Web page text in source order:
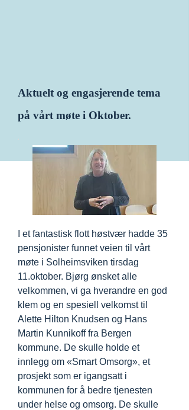
Aktuelt og engasjerende tema
på vårt møte i Oktober.
I et fantastisk flott høstvær hadde 35
pensjonister funnet veien til vårt
møte i Solheimsviken tirsdag
11.oktober. Bjørg ønsket alle
velkommen, vi ga hverandre en god
klem og en spesiell velkomst til
Alette Hilton Knudsen og Hans
Martin Kunnikoff fra Bergen
kommune. De skulle holde et
innlegg om «Smart Omsorg», et
prosjekt som er igangsatt i
kommunen for å bedre tjenesten
under helse og omsorg. De skulle